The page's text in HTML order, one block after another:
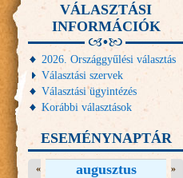
VÁLASZTÁSI
INFORMÁCIÓK
2026. Országgyűlési választás
Választási szervek
Választási ügyintézés
Korábbi választások
ESEMÉNYNAPTÁR
augusztus
« »